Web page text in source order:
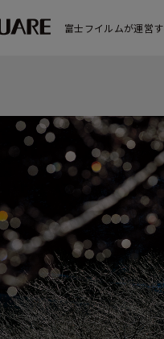
富士フイルムが運営